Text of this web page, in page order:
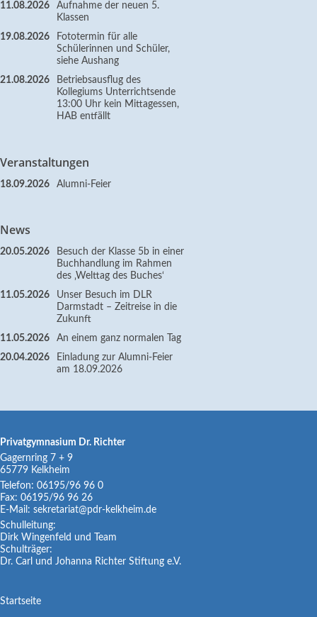
11.08.2026
Aufnahme der neuen 5.
Klassen
19.08.2026
Fototermin für alle
Schülerinnen und Schüler,
siehe Aushang
21.08.2026
Betriebsausflug des
Kollegiums Unterrichtsende
13:00 Uhr kein Mittagessen,
HAB entfällt
Veranstaltungen
18.09.2026 Alumni-Feier
News
20.05.2026
Besuch der Klasse 5b in einer
Buchhandlung im Rahmen
des ‚Welttag des Buches‘
11.05.2026
Unser Besuch im DLR
Darmstadt – Zeitreise in die
Zukunft
11.05.2026
An einem ganz normalen Tag
20.04.2026
Einladung zur Alumni-Feier
am 18.09.2026
Privatgymnasium Dr. Richter
Gagernring 7 + 9
65779 Kelkheim
Telefon: 06195/96 96 0
Fax: 06195/96 96 26
E-Mail: sekretariat@pdr-kelkheim.de
Schulleitung:
Dirk Wingenfeld und Team
Schulträger:
Dr. Carl und Johanna Richter Stiftung e.V.
Navigation
Startseite